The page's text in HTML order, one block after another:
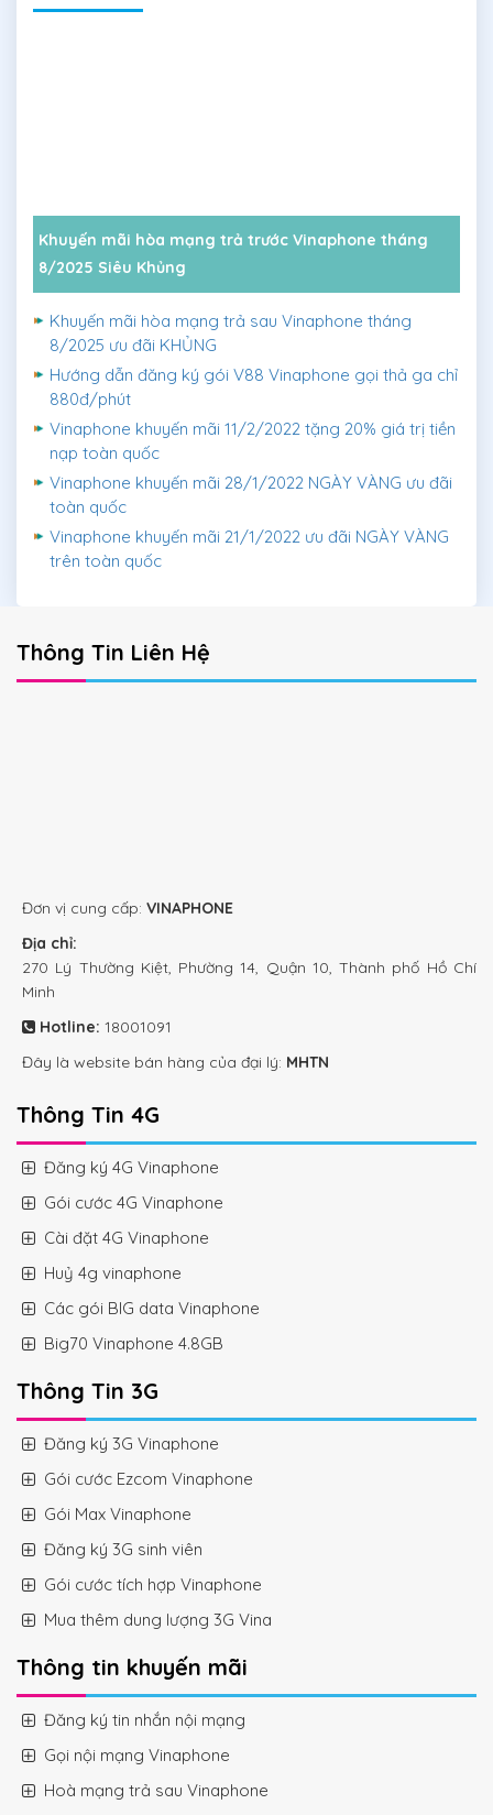
Khuyến mãi hòa mạng trả trước Vinaphone tháng
8/2025 Siêu Khủng
Khuyến mãi hòa mạng trả sau Vinaphone tháng
8/2025 ưu đãi KHỦNG
Hướng dẫn đăng ký gói V88 Vinaphone gọi thả ga chỉ
880đ/phút
Vinaphone khuyến mãi 11/2/2022 tặng 20% giá trị tiền
nạp toàn quốc
Vinaphone khuyến mãi 28/1/2022 NGÀY VÀNG ưu đãi
toàn quốc
Vinaphone khuyến mãi 21/1/2022 ưu đãi NGÀY VÀNG
trên toàn quốc
Thông Tin Liên Hệ
Đơn vị cung cấp: VINAPHONE
Địa chỉ:
270 Lý Thường Kiệt, Phường 14, Quận 10, Thành phố Hồ Chí
Minh
Hotline: 18001091
Đây là website bán hàng của đại lý: MHTN
Thông Tin 4G
Đăng ký 4G Vinaphone
Gói cước 4G Vinaphone
Cài đặt 4G Vinaphone
Huỷ 4g vinaphone
Các gói BIG data Vinaphone
Big70 Vinaphone 4.8GB
Thông Tin 3G
Đăng ký 3G Vinaphone
Gói cước Ezcom Vinaphone
Gói Max Vinaphone
Đăng ký 3G sinh viên
Gói cước tích hợp Vinaphone
Mua thêm dung lượng 3G Vina
Thông tin khuyến mãi
Đăng ký tin nhắn nội mạng
Gọi nội mạng Vinaphone
Hoà mạng trả sau Vinaphone